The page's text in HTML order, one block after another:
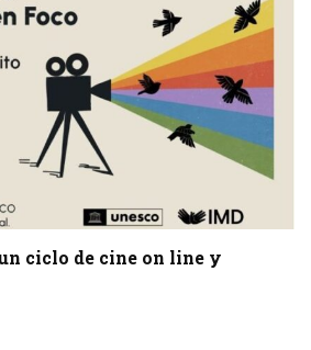
ciclo de cine on line y